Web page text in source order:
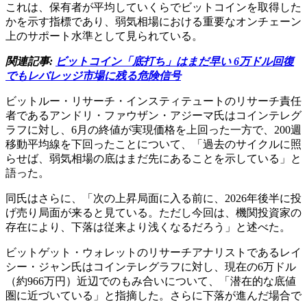
これは、保有者が平均していくらでビットコインを取得した
かを示す指標であり、弱気相場における重要なオンチェーン
上のサポート水準として見られている。
関連記事: ビットコイン「底打ち」はまだ早い 6万ドル回復
でもレバレッジ市場に残る危険信号
ビットルー・リサーチ・インスティテュートのリサーチ責任
者であるアンドリ・ファウザン・アジーマ氏はコインテレグ
ラフに対し、6月の終値が実現価格を上回った一方で、200週
移動平均線を下回ったことについて、「過去のサイクルに照
らせば、弱気相場の底はまだ先にあることを示している」と
語った。
同氏はさらに、「次の上昇局面に入る前に、2026年後半に投
げ売り局面が来ると見ている。ただし今回は、機関投資家の
存在により、下落は従来より浅くなるだろう」と述べた。
ビットゲット・ウォレットのリサーチアナリストであるレイ
シー・ジャン氏はコインテレグラフに対し、現在の6万ドル
（約966万円）近辺でのもみ合いについて、「潜在的な底値
圏に近づいている」と指摘した。さらに下落が進んだ場合で